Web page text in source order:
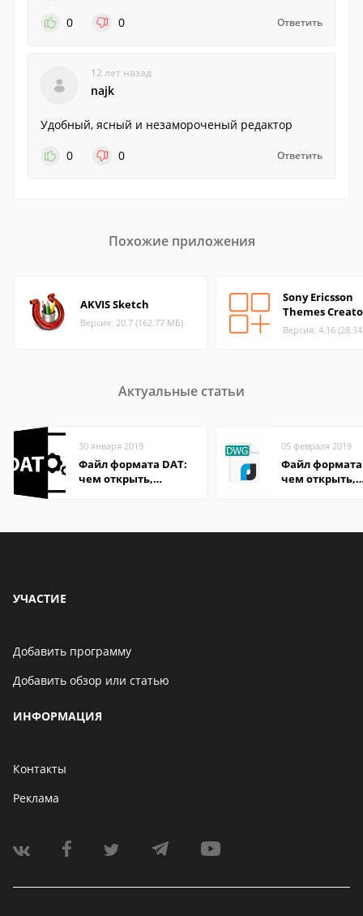
0
0 Ответить
12 лет назад
najk
Удобный, ясный и незамороченый редактор
0
0 Ответить
Похожие приложения
AKVIS Sketch
Версия: 20.7 (162.77 МБ)
Sony Ericsson
Themes
Версия: 4.16
Актуальные статьи
30 января 2019
Файл формата DAT:
чем открыть,
05 февраля 2019
Файл формата
чем открыть,
УЧАСТИЕ
Добавить программу
Добавить обзор или статью
ИНФОРМАЦИЯ
Контакты
Реклама